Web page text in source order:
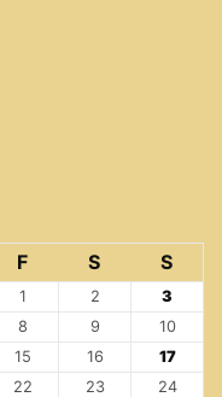
F S S
1 2
3
8 9
10
15 16
17
22 23
24